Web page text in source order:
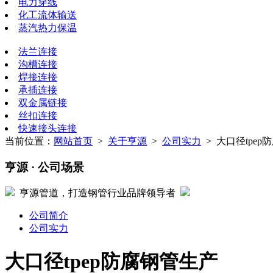
电力穿线
化工流体输送
蒸汽热力保温
法兰连接
沟槽连接
焊接连接
承插连接
双金属链接
丝扣连接
快速接头连接
当前位置： 网站首页 > 关于亨源 > 公司实力 > 大口径tpep
亨源 · 公司场景
亨源管道，打造钢管行业品牌领导者
公司简介
公司实力
大口径tpep防腐钢管生产